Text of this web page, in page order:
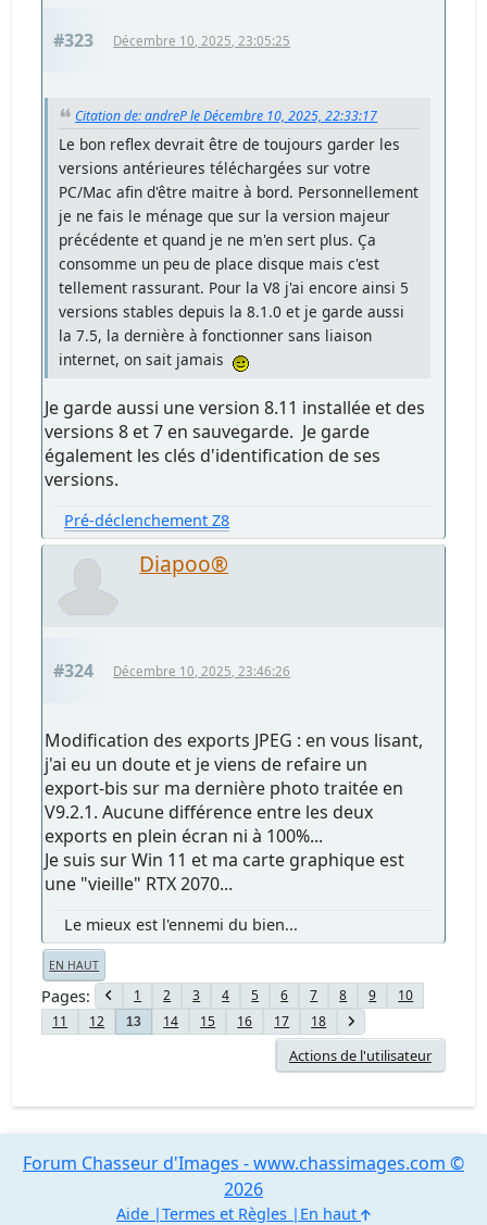
#323 Décembre 10, 2025, 23:05:25
Citation de: andreP le Décembre 10, 2025, 22:33:17
Le bon reflex devrait être de toujours garder les
versions antérieures téléchargées sur votre
PC/Mac afin d'être maitre à bord. Personnellement
je ne fais le ménage que sur la version majeur
précédente et quand je ne m'en sert plus. Ça
consomme un peu de place disque mais c'est
tellement rassurant. Pour la V8 j'ai encore ainsi 5
versions stables depuis la 8.1.0 et je garde aussi
la 7.5, la dernière à fonctionner sans liaison
internet, on sait jamais
Je garde aussi une version 8.11 installée et des
versions 8 et 7 en sauvegarde. Je garde
également les clés d'identification de ses
versions.
Pré-déclenchement Z8
Diapoo®
#324 Décembre 10, 2025, 23:46:26
Modification des exports JPEG : en vous lisant,
j'ai eu un doute et je viens de refaire un
export-bis sur ma dernière photo traitée en
V9.2.1. Aucune différence entre les deux
exports en plein écran ni à 100%...
Je suis sur Win 11 et ma carte graphique est
une "vieille" RTX 2070...
Le mieux est l'ennemi du bien...
EN HAUT
Pages 1 2 3 4 5 6 7 8 9
10
11
12 13 14 15 16 17 18
Actions de l'utilisateur
Forum Chasseur d'Images - www.chassimages.com ©
2026
Aide Termes et Règles En haut